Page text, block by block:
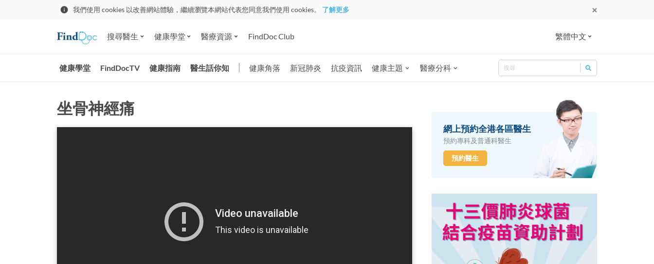
我們使用 cookies 以改善網站體驗，繼續瀏覽本網站代表您同意我們使用 cookies。 了解更多
搜尋醫生 健康學堂 醫療資源 FindDoc Club 繁體中文
健康學堂 FindDocTV 健康指南 醫生話你知 健康角落 新冠肺炎 抗疫資訊 健康主題 醫療分科
Search for:
Search
坐骨神經痛
網上預約全港各區醫生
預約專科及普通科醫生
預約醫生